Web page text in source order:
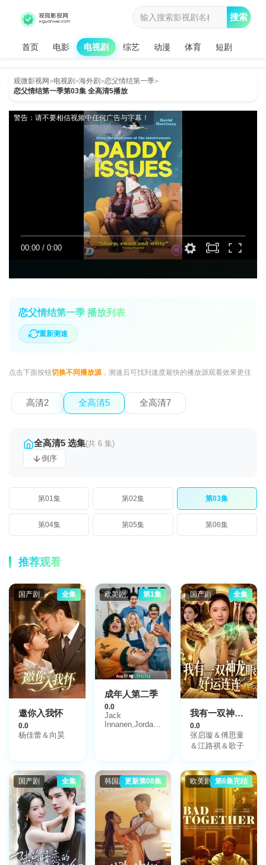
首页 电影 电视剧 综艺 动漫 体育 短剧
搜索
观微影视网>电视剧>海外剧>恋父情结第一季>
恋父情结第一季第03集 全高清5播放
00:00 / 0:00
警告：请不要相信视频中任何广告与字幕！
恋父情结第一季 播放列表
重新测速
点击下面按钮切换不同播放源，测速后可找到速度最快的播放源观看效果更佳
高清2 全高清5 全高清7
全高清5 选集(共 6 集)
倒序
第01集 第02集 第03集
第04集 第05集 第06集
推荐观看
国产剧 全集
邀你入我怀
0.0
杨佳蕾＆向昊
欧美剧 第1集
成年人第二季
0.0
Jack
Innanen,Jordan
国产剧 全集
我有一双神龙眼，好运连连
0.0
张启璇＆傅思童
＆江路祺＆歌子
国产剧 全集 韩国剧更新第08集 欧美剧 第6集完结